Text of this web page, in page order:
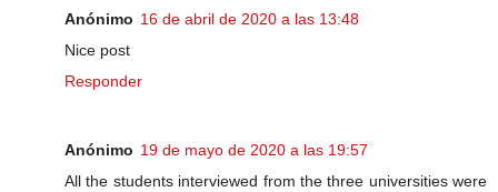
Anónimo 16 de abril de 2020 a las 13:48
Nice post
Responder
Anónimo 19 de mayo de 2020 a las 19:57
All the students interviewed from the three universities were